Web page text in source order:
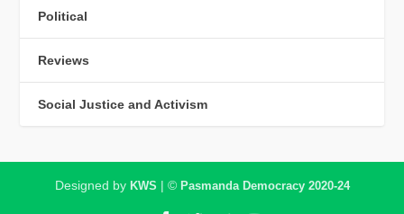
Political
Reviews
Social Justice and Activism
Designed by KWS | © Pasmanda Democracy 2020-24